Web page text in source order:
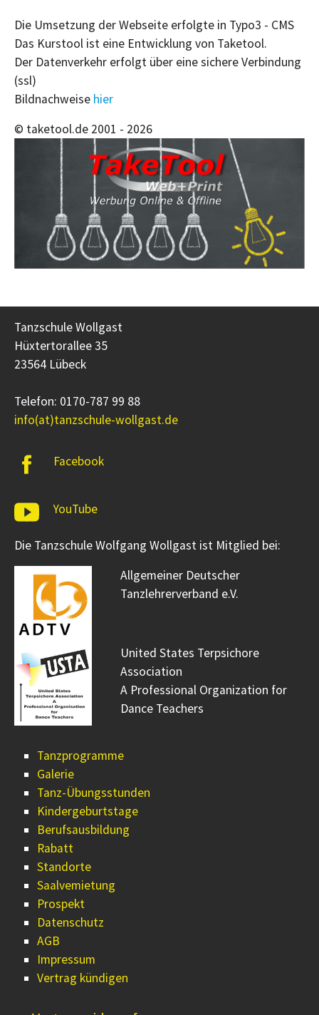
Die Umsetzung der Webseite erfolgte in Typo3 - CMS
Das Kurstool ist eine Entwicklung von Taketool.
Der Datenverkehr erfolgt über eine sichere Verbindung
(ssl)
Bildnachweise hier
© taketool.de 2001 - 2026
Tanzschule Wollgast
Hüxtertorallee 35
23564 Lübeck
Telefon: 0170-787 99 88
info(at)tanzschule-wollgast.de
Facebook
YouTube
Die Tanzschule Wolfgang Wollgast ist Mitglied bei:
Allgemeiner Deutscher
Tanzlehrerverband e.V.
United States Terpsichore
Association
A Professional Organization for
Dance Teachers
Tanzprogramme
Galerie
Tanz-Übungsstunden
Kindergeburtstage
Berufsausbildung
Rabatt
Standorte
Saalvemietung
Prospekt
Datenschutz
AGB
Impressum
Vertrag kündigen